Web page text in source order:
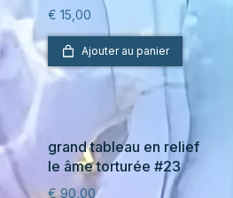
€ 15,00
Ajouter au panier
grand tableau en relief
le âme torturée #23
€90,00